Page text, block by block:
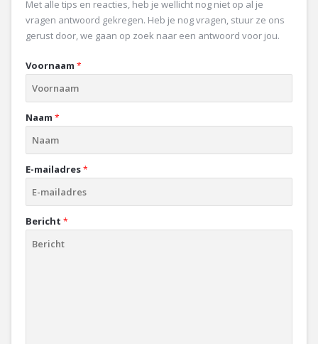
Met alle tips en reacties, heb je wellicht nog niet op al je
vragen antwoord gekregen. Heb je nog vragen, stuur ze ons
gerust door, we gaan op zoek naar een antwoord voor jou.
Voornaam *
Naam *
E-mailadres*
Bericht *